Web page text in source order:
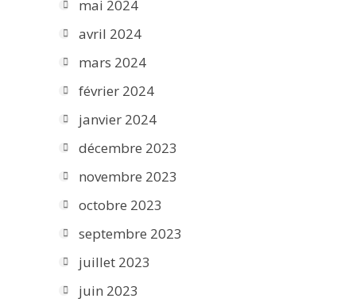
mai 2024
avril 2024
mars 2024
février 2024
janvier 2024
décembre 2023
novembre 2023
octobre 2023
septembre 2023
juillet 2023
juin 2023